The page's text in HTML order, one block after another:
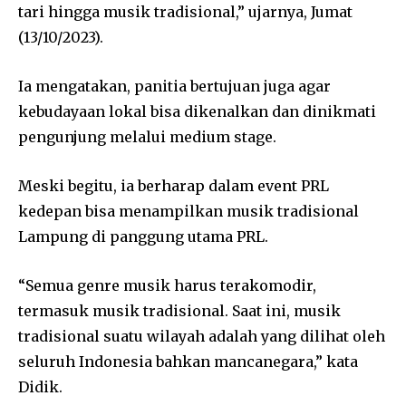
tari hingga musik tradisional,” ujarnya, Jumat
(13/10/2023).
Ia mengatakan, panitia bertujuan juga agar
kebudayaan lokal bisa dikenalkan dan dinikmati
pengunjung melalui medium stage.
Meski begitu, ia berharap dalam event PRL
kedepan bisa menampilkan musik tradisional
Lampung di panggung utama PRL.
“Semua genre musik harus terakomodir,
termasuk musik tradisional. Saat ini, musik
tradisional suatu wilayah adalah yang dilihat oleh
seluruh Indonesia bahkan mancanegara,” kata
Didik.